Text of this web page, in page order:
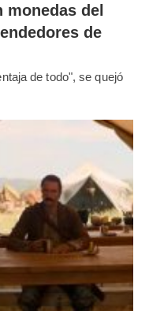
monedas del
de
de todo", se quejó